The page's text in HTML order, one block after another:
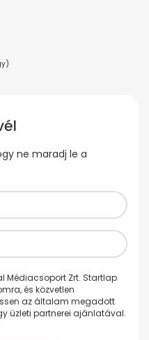
ne maradj le a
Médiacsoport Zrt. Startlap
és közvetlen
az általam megadott
üzleti partnerei ajánlatával.